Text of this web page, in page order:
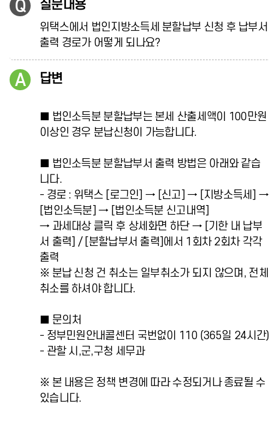
질문내용
위택스에서 법인지방소득세 분할납부 신청 후 납부서
출력 경로가 어떻게 되나요?
답변
■ 법인소득분 분할납부는 본세 산출세액이 100만원
이상인 경우 분납신청이 가능합니다.
■ 법인소득분 분할납부서 출력 방법은 아래와 같습
니다.
- 경로 : 위택스 [로그인] → [신고] → [지방소득세] →
[법인소득분] → [법인소득분 신고내역]
→ 과세대상 클릭 후 상세화면 하단 → [기한 내 납부
서 출력] / [분할납부서 출력]에서 1회차 2회차 각각
출력
※ 분납 신청 건 취소는 일부취소가 되지 않으며, 전체
취소를 하셔야 합니다.
■ 문의처
- 정부민원안내콜센터 국번없이 110 (365일 24시간)
- 관할 시,군,구청 세무과
※ 본 내용은 정책 변경에 따라 수정되거나 종료될 수
있습니다.